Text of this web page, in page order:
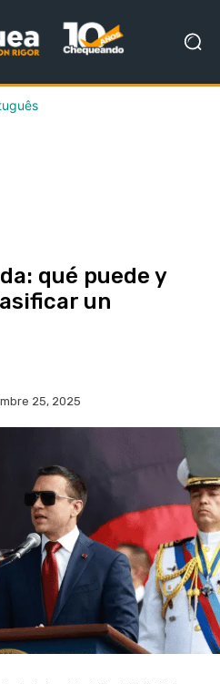
qué puede y
un
25, 2025